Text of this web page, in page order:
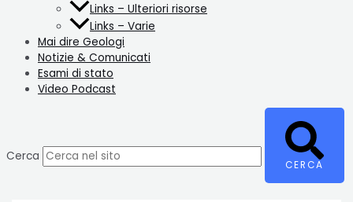
Links – Ulteriori risorse
Links – Varie
Mai dire Geologi
Notizie & Comunicati
Esami di stato
Video Podcast
Cerca
CERCA